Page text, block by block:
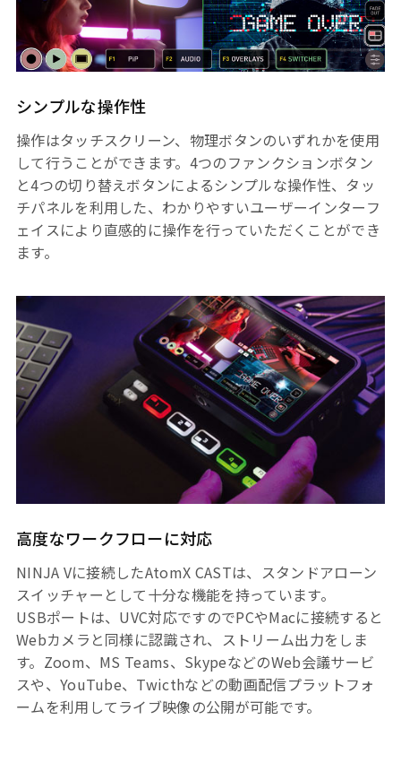
シンプルな操作性
操作はタッチスクリーン、物理ボタンのいずれかを使用
して行うことができます。4つのファンクションボタン
と4つの切り替えボタンによるシンプルな操作性、タッ
チパネルを利用した、わかりやすいユーザーインターフ
ェイスにより直感的に操作を行っていただくことができ
ます。
高度なワークフローに対応
NINJA Vに接続したAtomX CASTは、スタンドアローン
スイッチャーとして十分な機能を持っています。
USBポートは、UVC対応ですのでPCやMacに接続すると
Webカメラと同様に認識され、ストリーム出力をしま
す。Zoom、MS Teams、SkypeなどのWeb会議サービ
スや、YouTube、Twicthなどの動画配信プラットフォ
ームを利用してライブ映像の公開が可能です。